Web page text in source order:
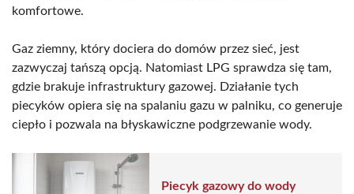
komfortowe.
Gaz ziemny, który dociera do domów przez sieć, jest
zazwyczaj tańszą opcją. Natomiast LPG sprawdza się tam,
gdzie brakuje infrastruktury gazowej. Działanie tych
piecyków opiera się na spalaniu gazu w palniku, co generuje
ciepło i pozwala na błyskawiczne podgrzewanie wody.
Piecyk gazowy do wody